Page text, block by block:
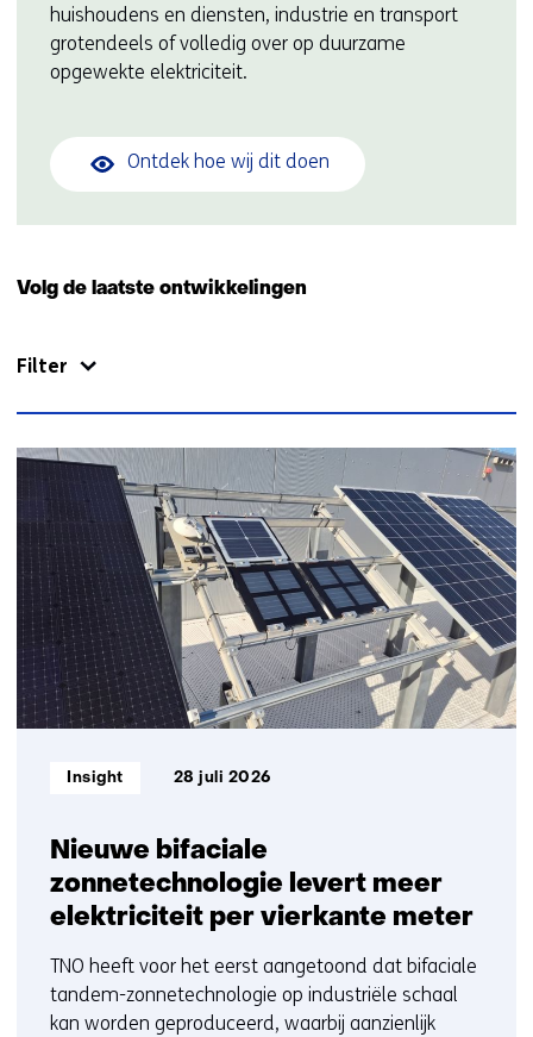
huishoudens en diensten, industrie en transport
grotendeels of volledig over op duurzame
opgewekte elektriciteit.
Ontdek hoe wij dit doen
Volg de laatste ontwikkelingen
Filter
129
resultaten,
getoond
1
t/m
5
Nieuwe bifaciale
zonnetechnologie levert meer
elektriciteit per vierkante meter
Informatietype:
Insight 28 juli 2026
TNO heeft voor het eerst aangetoond dat bifaciale
tandem-zonnetechnologie op industriële schaal
kan worden geproduceerd, waarbij aanzienlijk